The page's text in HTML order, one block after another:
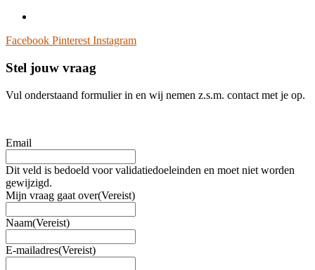
Facebook Pinterest Instagram
Stel jouw vraag
Vul onderstaand formulier in en wij nemen z.s.m. contact met je op.
Email
Dit veld is bedoeld voor validatiedoeleinden en moet niet worden
gewijzigd.
Mijn vraag gaat over(Vereist)
Naam(Vereist)
E-mailadres(Vereist)